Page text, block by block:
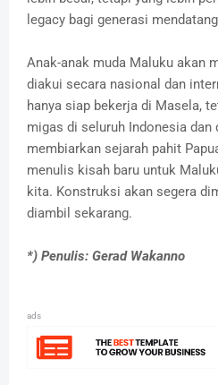
legacy bagi generasi
Anak-anak muda Maluku akan
diakui secara nasional dan
hanya siap bekerja di Masela,
migas di seluruh Indonesia dan
membiarkan sejarah pahit
menulis kisah baru untuk
kita. Konstruksi akan segera
diambil sekarang.
*) Penulis: Gerad Wakanno
ads